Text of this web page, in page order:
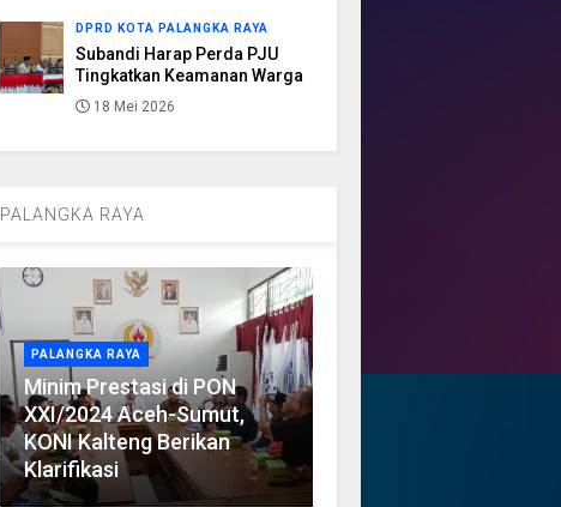
DPRD KOTA PALANGKA RAYA
Subandi Harap Perda PJU
Tingkatkan Keamanan Warga
18 Mei 2026
PALANGKA RAYA
PALANGKA RAYA
Minim Prestasi di PON
XXI/2024 Aceh-Sumut,
KONI Kalteng Berikan
Klarifikasi